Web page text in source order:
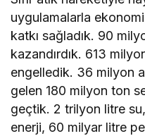
uygulamalarla
katkı sağladık. 90
kazandırdık. 613
engelledik. 36 milyon
gelen 180 milyon ton
geçtik. 2 trilyon litre
enerji, 60 milyar litre